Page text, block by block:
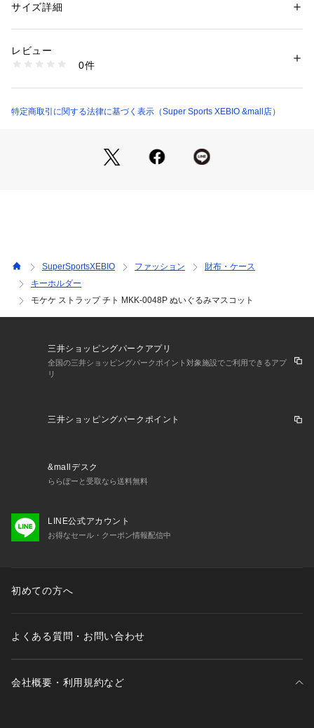
ケケ
●手先についているゴムとボタンで、モケケ同士で手をつない
だり、色んな所に抱きついたりできます。
※一部商品において弊社カラー表記がメーカーカラー表記と異
商品の色味が若干異なる場合があります。
※掲載の価格・製品のパッケージ・デザイン・仕様について、
性別：レディース
商品番号：
10872281801 （ショップ）
サイズ詳細
レビュー
0件
特定商取引に関する法律に基づく表示（Super Sports XEBIO &mall店）
SuperSportsXEBIO ファッション
財布・ケース
キーホルダー
モケケ ストラップ チト MKK-0048P ぬいぐるみマスコット
三井ショッピングパークアプリ
全国の三井ショッピングパークポイント対象施設でご利用できるアプ
リ
三井ショッピングパークポイント
&mallデスク
ららぽーと受取なら送料無料
LINE公式アカウント
お得なセール・クーポン情報配信中
初めての方へ
よくある質問・お問い合わせ
会社概要・利用規約など